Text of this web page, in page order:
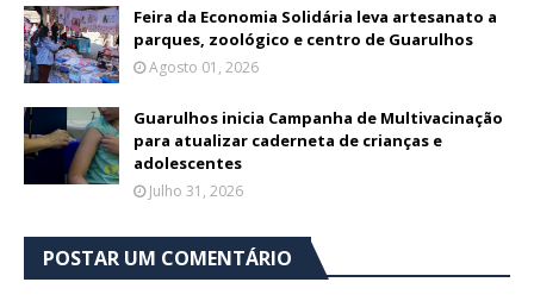
Feira da Economia Solidária leva artesanato a
parques, zoológico e centro de Guarulhos
Agosto 01, 2026
Guarulhos inicia Campanha de Multivacinação
para atualizar caderneta de crianças e
adolescentes
Julho 31, 2026
POSTAR UM COMENTÁRIO